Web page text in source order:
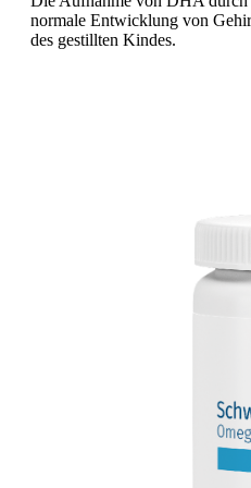
normale Entwicklung von
des gestillten Kindes.